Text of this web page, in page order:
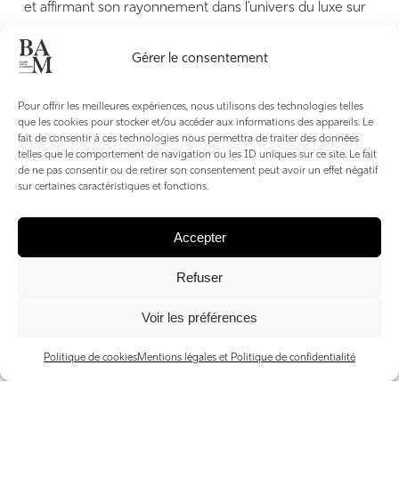
Gérer le consentement
Pour offrir les meilleures expériences, nous utilisons des technologies telles
que les cookies pour stocker et/ou accéder aux informations des appareils. Le
fait de consentir à ces technologies nous permettra de traiter des données
telles que le comportement de navigation ou les ID uniques sur ce site. Le fait
de ne pas consentir ou de retirer son consentement peut avoir un effet négatif
sur certaines caractéristiques et fonctions.
Accepter
Refuser
Voir les préférences
Politique de cookiesMentions légales et Politique de confidentialité
et affirmant son rayonnement dans l’univers du luxe sur
35 passage des 5 Rues, Megève
norki.com